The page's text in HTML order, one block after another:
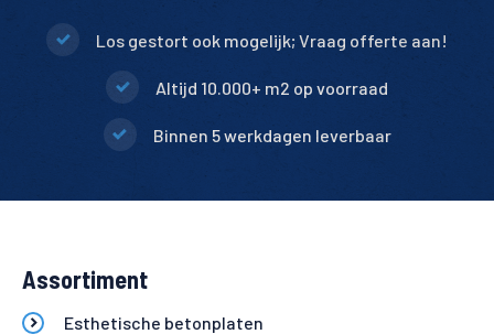
Los gestort ook mogelijk; Vraag offerte aan!
Altijd 10.000+ m2 op voorraad
Binnen 5 werkdagen leverbaar
Assortiment
Esthetische betonplaten